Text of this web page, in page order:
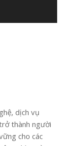
dịch vụ
thành người
cho các